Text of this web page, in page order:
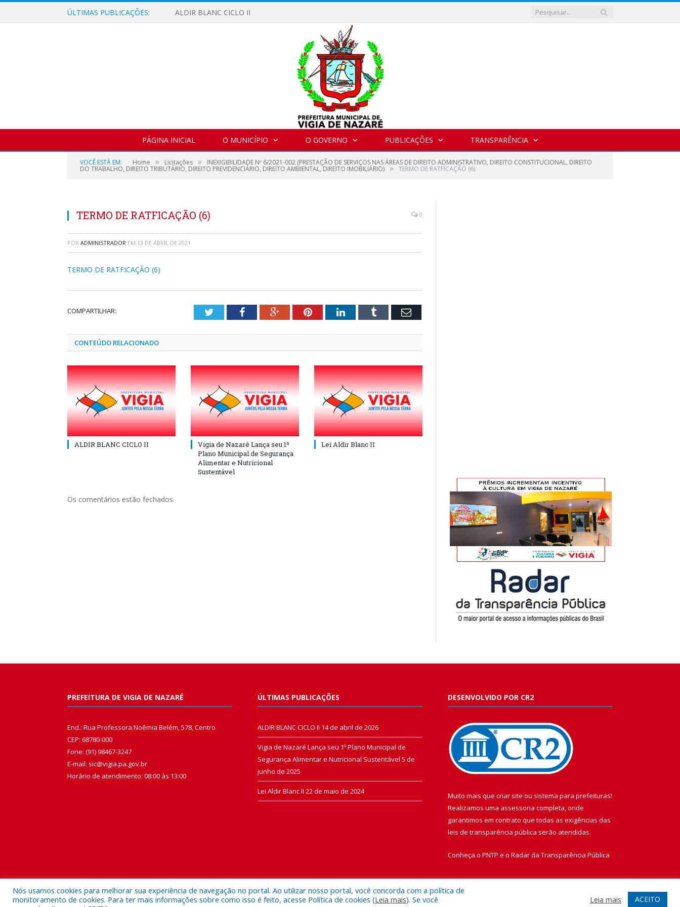
ÚLTIMAS PUBLICAÇÕES: ALDIR BLANC CICLO II
PÁGINA INICIAL O MUNICÍPIO O GOVERNO PUBLICAÇÕES TRANSPARÊNCIA
VOCÊ ESTÁ EM: Home » Licitações » INEXIGIBILIDADE Nº 6/2021-002 (PRESTAÇÃO DE SERVIÇOS NAS ÁREAS DE DIREITO ADMINISTRATIVO, DIREITO CONSTITUCIONAL, DIREITO
DO TRABALHO, DIREITO TRIBUTÁRIO, DIREITO PREVIDENCIÁRIO, DIREITO AMBIENTAL, DIREITO IMOBILIÁRIO) » TERMO DE RATFICAÇÃO (6)
TERMO DE RATFICAÇÃO (6) 0
POR ADMINISTRADOR EM 13 DE ABRIL DE 2021
TERMO DE RATFICAÇÃO (6)
COMPARTILHAR: TwitterFacebookGoogle+PinterestLinkedInTumblr Email
CONTEÚDO RELACIONADO
ALDIR BLANC CICLO II
Vigia de Nazaré Lança seu 1º
Plano Municipal de Segurança
Alimentar e Nutricional
Sustentável
Lei Aldir Blanc II
Os comentários estão fechados.
PREFEITURA DE VIGIA DE NAZARÉ
End.: Rua Professora Noêmia Belém, 578, Centro
CEP: 68780-000
Fone: (91) 98467-3247
E-mail: sic@vigia.pa.gov.br
Horário de atendimento: 08:00 às 13:00
ÚLTIMAS PUBLICAÇÕES
ALDIR BLANC CICLO II 14 de abril de 2026
Vigia de Nazaré Lança seu 1º Plano Municipal de
Segurança Alimentar e Nutricional Sustentável 5 de
junho de 2025
Lei Aldir Blanc II 22 de maio de 2024
DESENVOLVIDO POR CR2
Muito mais que criar site ou sistema para prefeituras!
Realizamos uma assessoria completa, onde
garantimos em contrato que todas as exigências das
leis de transparência pública serão atendidas.
Conheça o PNTP e o Radar da Transparência Pública
Nós usamos cookies para melhorar sua experiência de navegação no portal. Ao utilizar nosso portal, você concorda com a política de
monitoramento de cookies. Para ter mais informações sobre como isso é feito, acesse Política de cookies (Leia mais). Se você
Leia mais ACEITO